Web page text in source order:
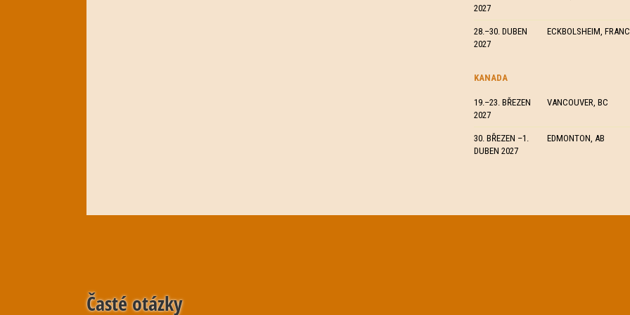
2027
28.–30. DUBEN
2027
ECKBOLSHEIM,
KANADA
19.–23. BŘEZEN
2027
VANCOUVER, BC
30. BŘEZEN –1.
DUBEN 2027
EDMONTON, AB
Časté otázky